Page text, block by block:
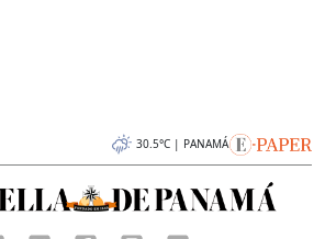
30.5°C | PANAMÁ